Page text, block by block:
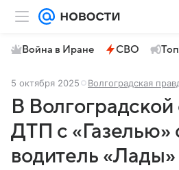
Война в Иране СВО
5 октября 2025 Волгоградская
В Волгоградской
ДТП с «Газелью»
водитель «Лады»